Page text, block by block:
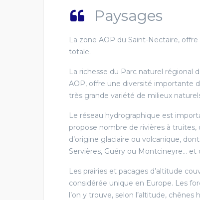
Paysages
La zone AOP du Saint-Nectaire,
totale.
La richesse du Parc naturel régional
AOP, offre une diversité importante
très grande variété de milieux
Le réseau hydrographique est
propose nombre de rivières à
d’origine glaciaire ou volcanique,
Servières, Guéry ou Montcineyre…
Les prairies et pacages d’altitude
considérée unique en Europe. Les
l’on y trouve, selon l’altitude,
VILLAGE DES
BILLOM
Billom
ET